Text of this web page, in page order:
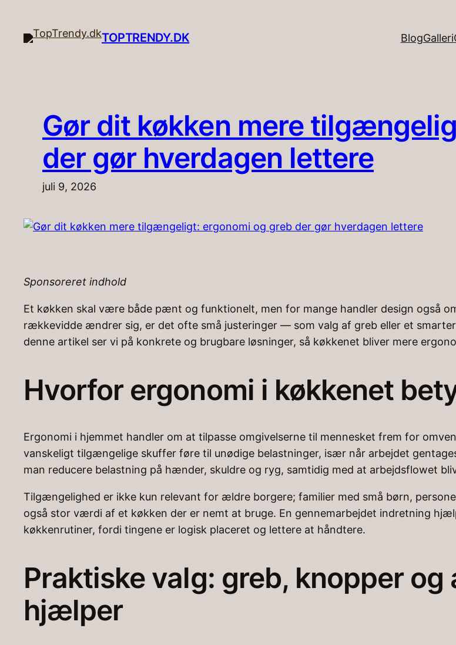
indhold
TOPTRENDY.DK BlogGalleri
Gør dit køkken mere
der gør hverdagen lettere
juli 9, 2026
Sponsoreret indhold
Et køkken skal være både pænt og funktionelt, men for mange handler design også
rækkevidde ændrer sig, er det ofte små justeringer — som valg af greb eller et
denne artikel ser vi på konkrete og brugbare løsninger, så køkkenet bliver mere
Hvorfor ergonomi i køkkenet
Ergonomi i hjemmet handler om at tilpasse omgivelserne til mennesket frem for
vanskeligt tilgængelige skuffer føre til unødige belastninger, især når arbejdet
man reducere belastning på hænder, skuldre og ryg, samtidig med at arbejdsflowet
Tilgængelighed er ikke kun relevant for ældre borgere; familier med små børn,
også stor værdi af et køkken der er nemt at bruge. En gennemarbejdet indretning
køkkenrutiner, fordi tingene er logisk placeret og lettere at håndtere.
Praktiske valg: greb, knopper
hjælper